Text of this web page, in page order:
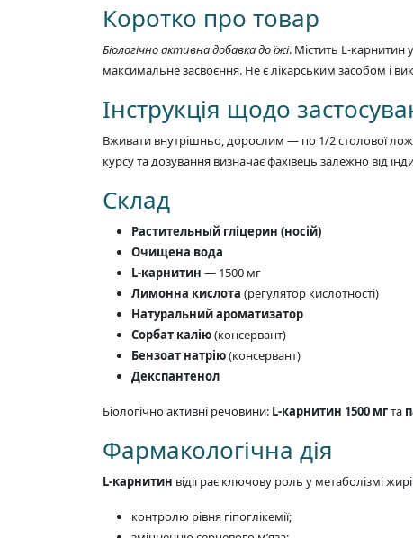
Коротко про товар
Біологічно активна добавка до їжі. Містить L-карнитин
максимальне засвоєння. Не є лікарським засобом і
Інструкція щодо
Вживати внутрішньо, дорослим — по 1/2 столової
курсу та дозування визначає фахівець залежно від
Склад
Растительный гліцерин (носій)
Очищена вода
L-карнитин — 1500 мг
Лимонна кислота (регулятор кислотності)
Натуральний ароматизатор
Сорбат калію(консервант)
Бензоат натрію(консервант)
Декспантенол
Біологічно активні речовини: L-карнитин 1500 мгта
Фармакологічна дія
L-карнитин відіграє ключову роль у метаболізмі
контролю рівня гіпоглікемії;